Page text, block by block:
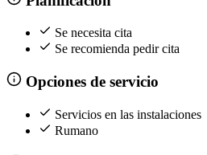
Se necesita cita
Se recomienda pedir cita
Opciones de servicio
Servicios en las instalaciones
Rumano